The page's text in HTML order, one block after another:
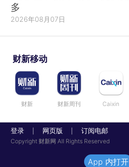
多
2026年08月07日
财新移动
财新 财新周刊 Caixin
登录 网页版 订阅电邮
Copyright 财新网 All Rights Reserved
App 内打开